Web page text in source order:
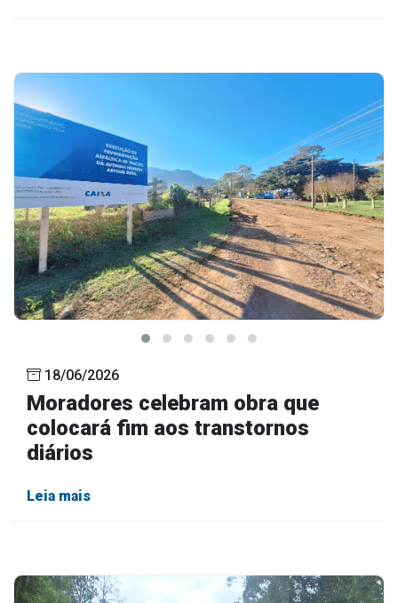
18/06/2026
Moradores celebram obra que
colocará fim aos transtornos
diários
Leia mais